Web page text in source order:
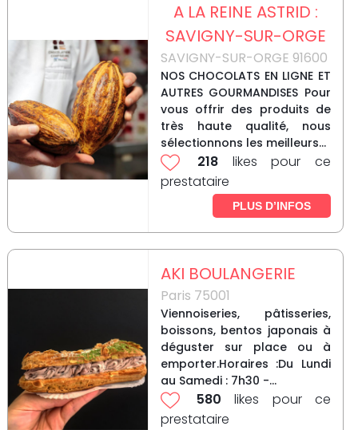
A LA REINE ASTRID :
SAVIGNY-SUR-ORGE
SAVIGNY-SUR-ORGE 91600
NOS CHOCOLATS EN LIGNE ET
AUTRES GOURMANDISES Pour
vous offrir des produits de
très haute qualité, nous
sélectionnons les meilleurs...
218 likes pour ce
prestataire
PLUS D’INFOS
AKI BOULANGERIE
Paris 75001
Viennoiseries, pâtisseries,
boissons, bentos japonais à
déguster sur place ou à
emporter.Horaires :Du Lundi
au Samedi : 7h30 -...
580 likes pour ce
prestataire